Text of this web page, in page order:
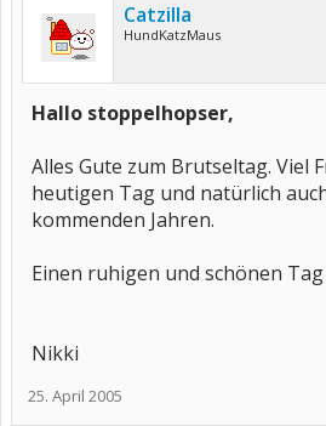
Catzilla
HundKatzMaus
Hallo stoppelhopser,
Alles Gute zum Brutseltag. Viel
heutigen Tag und natürlich
kommenden Jahren.
Einen ruhigen und schönen
Nikki
25. April 2005